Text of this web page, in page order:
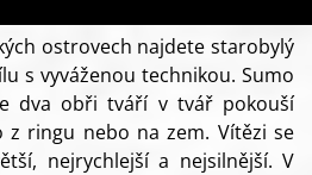
ostrovech najdete starobylý
s vyváženou technikou. Sumo
dva obři tváří v tvář pokouší
ringu nebo na zem. Vítězi se
nejrychlejší a nejsilnější. V